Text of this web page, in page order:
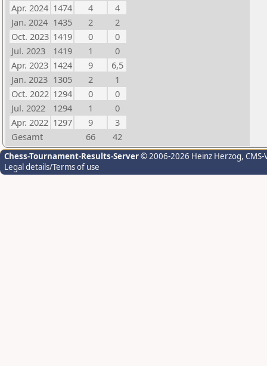
Apr. 2024 1474 4
4
Jan. 2024 1435 2
2
Oct. 2023 1419 0
0
Jul. 2023
1419 1
0
Apr. 2023 1424 9
6,5
Jan. 2023 1305 2
1
Oct. 2022 1294 0
0
Jul. 2022
1294 1
0
Apr. 2022 1297 9
3
Gesamt
66 42
Chess-Tournament-Results-Server© 2006-2026 Heinz Herzog,
Legal details/Terms of use